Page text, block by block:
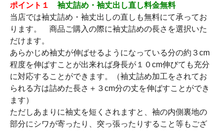
ポイント１
袖丈詰め・袖丈出し直し料金無料
当店では袖丈詰め・袖丈出しの直しも無料にて承ってお
ります。 商品ご購入の際に袖丈詰めの長さを選択いた
だけます。
あらかじめ袖丈が伸ばせるようになっている分の約３cm
程度を伸ばすことが出来れば身長が１０cm伸びても充分
に対応することができます。（袖丈詰め加工をされてお
られる方は詰めた長さ＋３cm分の丈を伸ばすことができ
ます）
ただしあまりに袖丈を短くされますと、袖の内側裏地の
部分にシワが寄ったり、突っ張ったりすること等もござ